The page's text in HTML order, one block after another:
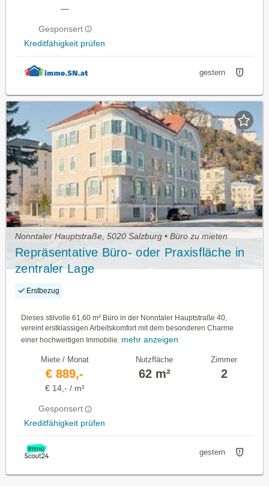
—
Gesponsert
Kreditfähigkeit prüfen
gestern
Nonntaler Hauptstraße, 5020 Salzburg • Büro zu mieten
Repräsentative Büro- oder Praxisfläche in
zentraler Lage
Erstbezug
Dieses stilvolle 61,60 m² Büro in der Nonntaler Hauptstraße 40,
vereint erstklassigen Arbeitskomfort mit dem besonderen Charme
einer hochwertigen Immobilie. mehr anzeigen
Miete / Monat
€ 889,-
€ 14,- / m²
Gesponsert
Kreditfähigkeit prüfen
Nutzfläche
62 m²
Zimmer
2
gestern